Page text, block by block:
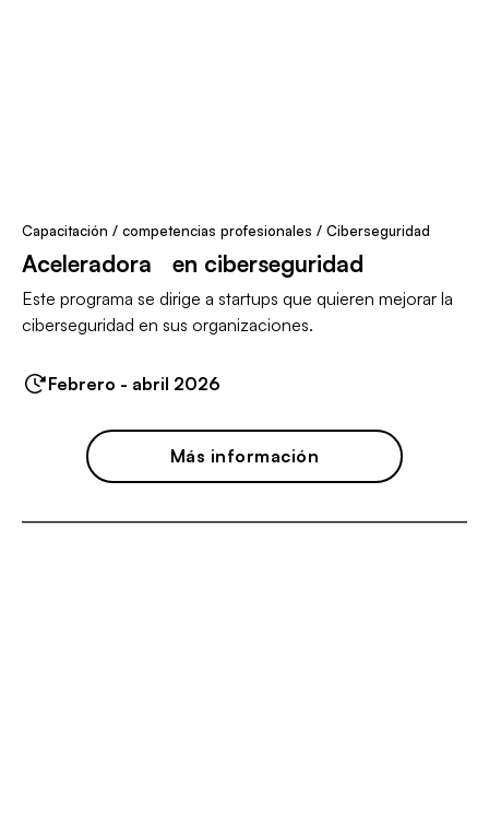
Capacitación / competencias profesionales / Ciberseguridad
Aceleradora en ciberseguridad
Este programa se dirige a startups que quieren mejorar la
ciberseguridad en sus organizaciones.
Febrero - abril 2026
Más información